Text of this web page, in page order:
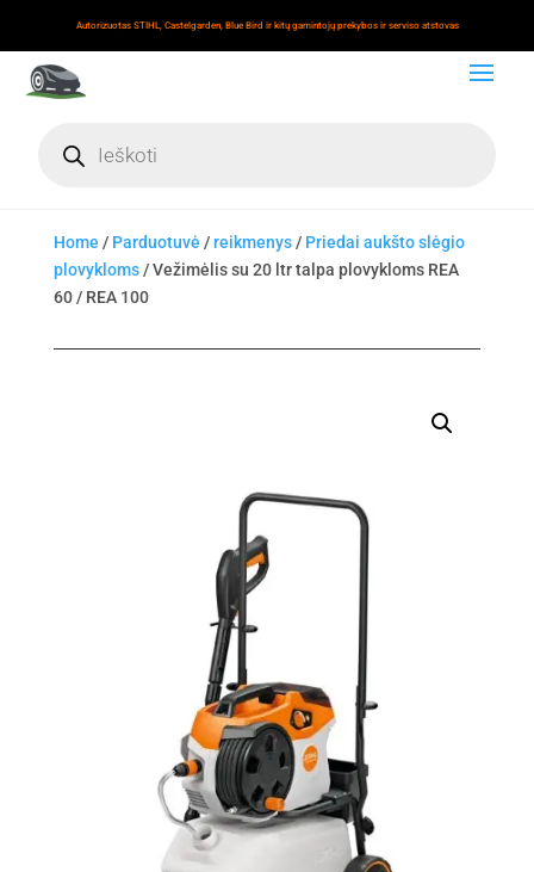
Autorizuotas STIHL, Castelgarden, Blue Bird ir kitų gamintojų prekybos ir serviso atstovas
search
Home / Parduotuvė /reikmenys/ Priedai aukšto slėgio
plovykloms/ Vežimėlis su 20 ltr talpa plovykloms REA
60 / REA 100